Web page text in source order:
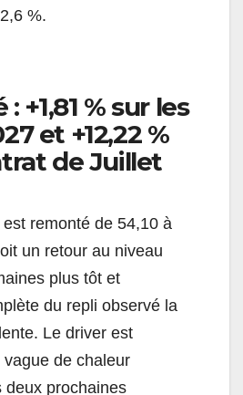
%.
+1,81 % sur les
et +12,22 %
de Juillet
remonté de 54,10 à
un retour au niveau
plus tôt et
du repli observé la
Le driver est
vague de chaleur
deux prochaines